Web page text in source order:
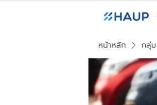
หน้าหลัก กลุ่ม